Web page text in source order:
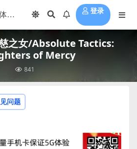
登录
之女/Absolute Tactics:
of Mercy
841
问题